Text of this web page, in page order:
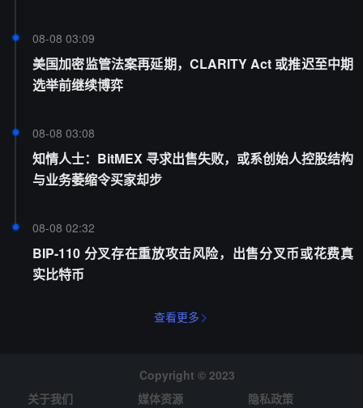
08-08 03:09
美国加密监管法案再延期，CLARITY Act 或推迟至中期
选举前继续博弈
08-08 03:08
知情人士：BitMEX 寻求出售失败，或系创始人控股结构
与业务萎缩令买家却步
08-08 02:32
BIP-110 分叉存在重放攻击风险，出售分叉币或花费真
实比特币
查看更多
Copyright © 2023
关于我们
媒体资源 隐私政策